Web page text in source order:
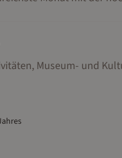
Museum- und